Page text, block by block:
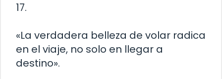
17.
«La verdadera belleza de volar radica
en el viaje, no solo en llegar a
destino».